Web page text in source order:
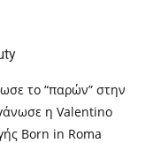
το “παρών” στην
η Valentino
Born in Roma